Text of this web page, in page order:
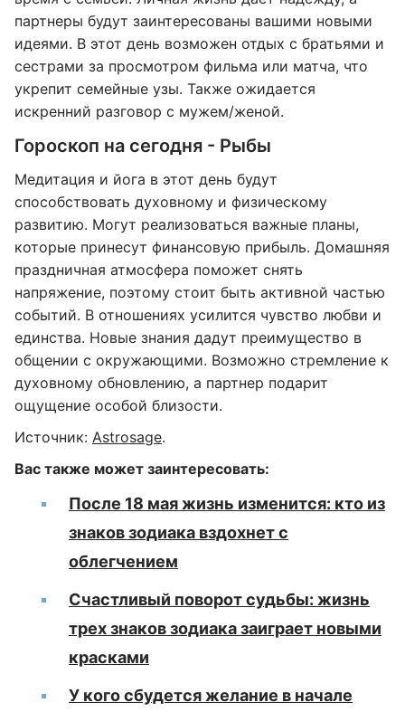
партнеры будут заинтересованы вашими новыми
идеями. В этот день возможен отдых с братьями и
сестрами за просмотром фильма или матча, что
укрепит семейные узы. Также ожидается
искренний разговор с мужем/женой.
Гороскоп на сегодня - Рыбы
Медитация и йога в этот день будут
способствовать духовному и физическому
развитию. Могут реализоваться важные планы,
которые принесут финансовую прибыль. Домашняя
праздничная атмосфера поможет снять
напряжение, поэтому стоит быть активной частью
событий. В отношениях усилится чувство любви и
единства. Новые знания дадут преимущество в
общении с окружающими. Возможно стремление к
духовному обновлению, а партнер подарит
ощущение особой близости.
Источник: Astrosage.
Вас также может заинтересовать:
После 18 мая жизнь изменится: кто из
знаков зодиака вздохнет с
облегчением
Счастливый поворот судьбы: жизнь
трех знаков зодиака заиграет новыми
красками
У кого сбудется желание в начале